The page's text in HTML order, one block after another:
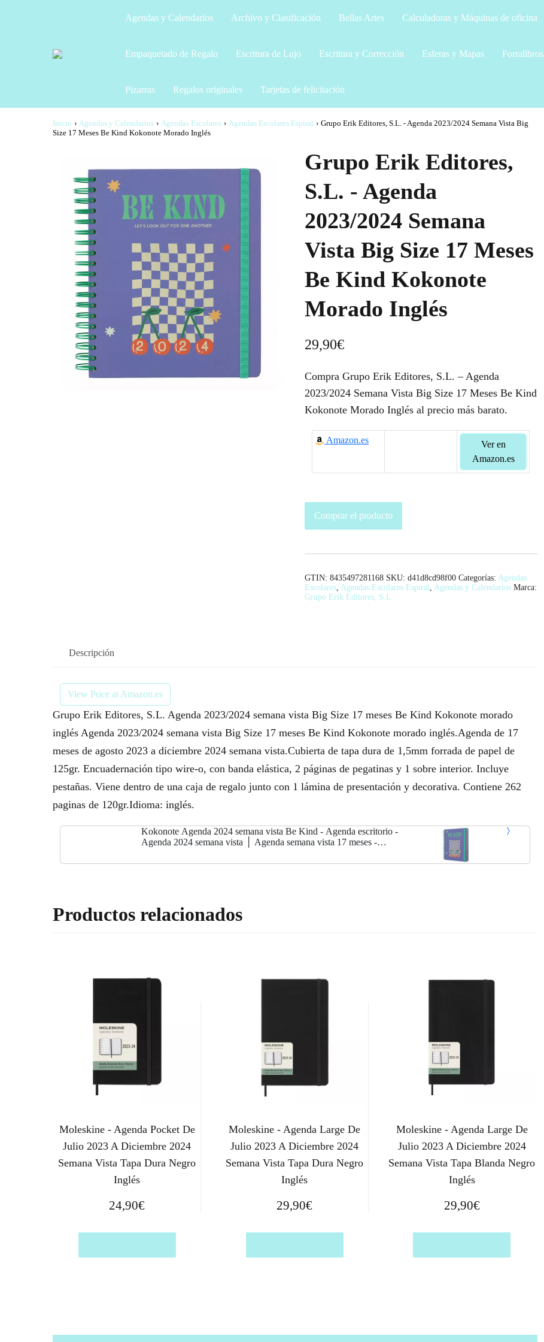
Agendas y Calendarios Archivo y Clasificación Bellas Artes Calculadoras y Máquinas de oficina
Empaquetado de Regalo Escritura de Lujo Escritura y Corrección Esferas y Mapas Forralibros
Pizarras Regalos originales Tarjetas de felicitación
Inicio › Agendas y Calendarios › Agendas Escolares › Agendas Escolares Espiral › Grupo Erik Editores, S.L. - Agenda 2023/2024 Semana Vista Big
Size 17 Meses Be Kind Kokonote Morado Inglés
Grupo Erik Editores,
S.L. - Agenda
2023/2024 Semana
Vista Big Size 17 Meses
Be Kind Kokonote
Morado Inglés
29,90€
Compra Grupo Erik Editores, S.L. – Agenda
2023/2024 Semana Vista Big Size 17 Meses Be Kind
Kokonote Morado Inglés al precio más barato.
Amazon.es
Ver en
Amazon.es
Comprar el producto
GTIN: 8435497281168 SKU: d41d8cd98f00 Categorías: Agendas
Escolares, Agendas Escolares Espiral , Agendas y Calendarios Marca:
Grupo Erik Editores, S.L.
Descripción
View Price at Amazon.es
Grupo Erik Editores, S.L. Agenda 2023/2024 semana vista Big Size 17 meses Be Kind Kokonote morado
inglés Agenda 2023/2024 semana vista Big Size 17 meses Be Kind Kokonote morado inglés.Agenda de 17
meses de agosto 2023 a diciembre 2024 semana vista.Cubierta de tapa dura de 1,5mm forrada de papel de
125gr. Encuadernación tipo wire-o, con banda elástica, 2 páginas de pegatinas y 1 sobre interior. Incluye
pestañas. Viene dentro de una caja de regalo junto con 1 lámina de presentación y decorativa. Contiene 262
paginas de 120gr.Idioma: inglés.
Kokonote Agenda 2024 semana vista Be Kind - Agenda escritorio -
Agenda 2024 semana vista │ Agenda semana vista 17 meses -
Productos relacionados
Moleskine - Agenda Pocket De
Julio 2023 A Diciembre 2024
Semana Vista Tapa Dura Negro
Inglés
24,90€
Moleskine - Agenda Large De
Julio 2023 A Diciembre 2024
Semana Vista Tapa Dura Negro
Inglés
29,90€
Moleskine - Agenda Large De
Julio 2023 A Diciembre 2024
Semana Vista Tapa Blanda Negro
Inglés
29,90€